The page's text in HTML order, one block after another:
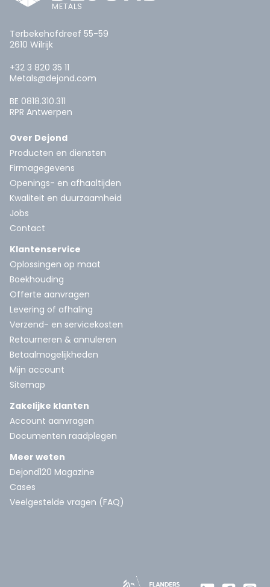
Terbekehofdreef 55-59
2610 Wilrijk
+32 3 820 35 11
Metals@dejond.com
BE 0818.310.311
RPR Antwerpen
Over Dejond
Producten en diensten
Firmagegevens
Openings- en afhaaltijden
Kwaliteit en duurzaamheid
Jobs
Contact
Klantenservice
Oplossingen op maat
Boekhouding
Offerte aanvragen
Levering of afhaling
Verzend- en servicekosten
Retourneren & annuleren
Betaalmogelijkheden
Mijn account
Sitemap
Zakelijke klanten
Account aanvragen
Documenten raadplegen
Meer weten
Dejond120 Magazine
Cases
Veelgestelde vragen (FAQ)